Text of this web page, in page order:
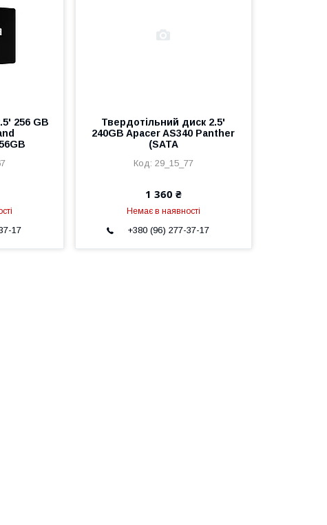
256 GB
17
Твердотільний диск 2.5'
240GB Apacer AS340 Panther
(SATA
29_15_77
1 360 ₴
Немає в наявності
+380 (96) 277-37-17